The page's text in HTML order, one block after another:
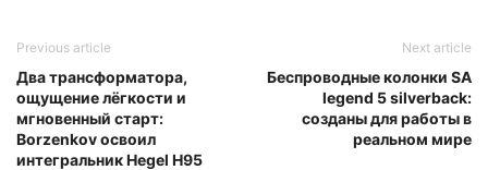
Previous article
Два трансформатора,
ощущение лёгкости и
мгновенный старт:
Borzenkov освоил
интегральник Hegel H95
Next article
Беспроводные колонки SA
legend 5 silverback:
созданы для работы в
реальном мире